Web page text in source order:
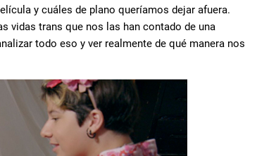
y cuáles de plano queríamos dejar afuera.
vidas trans que nos las han contado de una
todo eso y ver realmente de qué manera nos